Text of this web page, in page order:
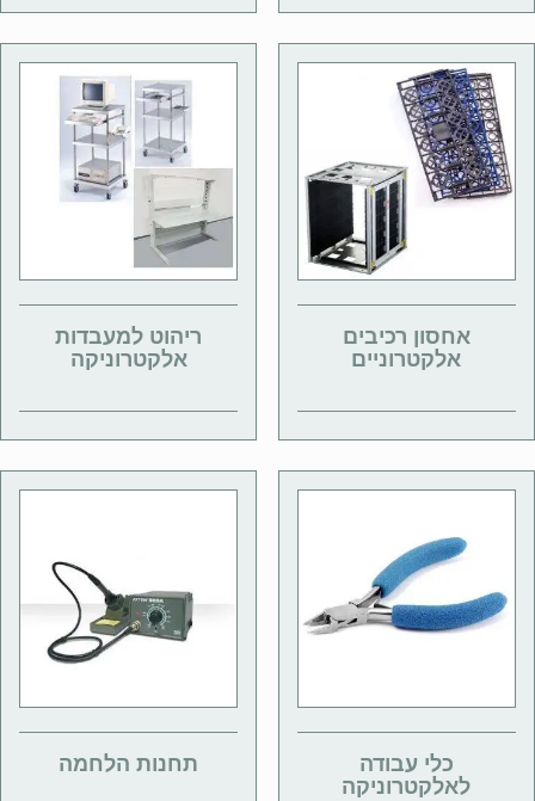
אחסון רכיבים
אלקטרוניים
ריהוט למעבדות
אלקטרוניקה
כלי עבודה
לאלקטרוניקה
תחנות הלחמה